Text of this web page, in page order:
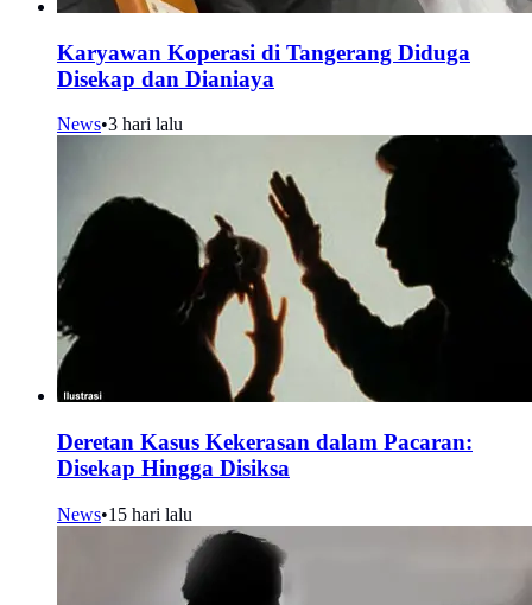
Karyawan Koperasi di Tangerang Diduga
Disekap dan Dianiaya
News•3 hari lalu
Deretan Kasus Kekerasan dalam Pacaran:
Disekap Hingga Disiksa
News•15 hari lalu